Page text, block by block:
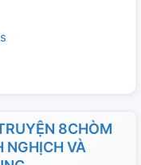
8CHÒM
NGHỊCH VÀ